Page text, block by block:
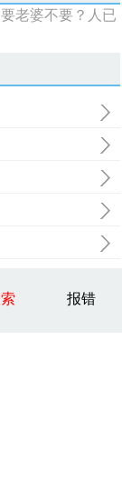
老婆不要？人已
报错